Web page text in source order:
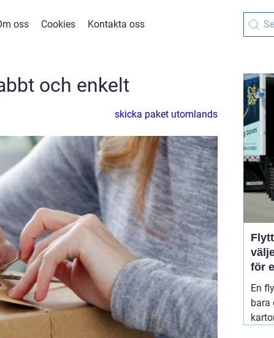
oss Cookies Kontakta oss
och enkelt
skicka paket utomlands
för
En
bara